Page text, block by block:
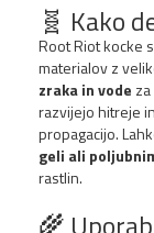
🧬 Kako
Root Riot kocke
materialov z
zraka in vode
razvijejo hitreje
propagacijo.
geli ali
rastlin.